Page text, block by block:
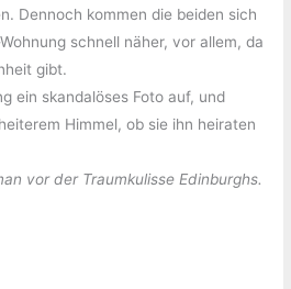
Dennoch kommen die beiden sich
schnell näher, vor allem, da
gibt.
ein skandalöses Foto auf, und
Himmel, ob sie ihn heiraten
vor der Traumkulisse Edinburghs.